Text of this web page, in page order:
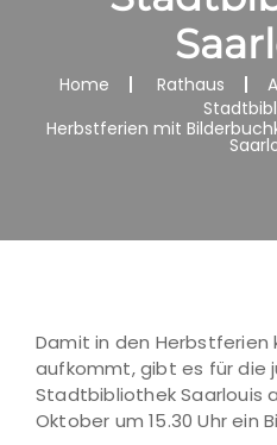
Home Rathaus
Herbstferien mit
Damit in den Herbstferien
aufkommt, gibt es für die
Stadtbibliothek Saarlouis
Oktober um 15.30 Uhr ein